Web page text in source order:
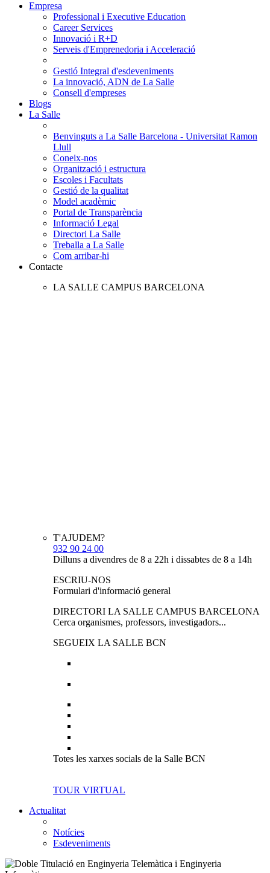
Empresa
Professional i Executive Education
Career Services
Innovació i R+D
Serveis d'Emprenedoria i Acceleració
Gestió Integral d'esdeveniments
La innovació, ADN de La Salle
Consell d'empreses
Blogs
La Salle
Benvinguts a La Salle Barcelona - Universitat Ramon
Llull
Coneix-nos
Organització i estructura
Escoles i Facultats
Gestió de la qualitat
Model acadèmic
Portal de Transparència
Informació Legal
Directori La Salle
Treballa a La Salle
Com arribar-hi
Contacte
LA SALLE CAMPUS BARCELONA
T'AJUDEM?
932 90 24 00
Dilluns a divendres de 8 a 22h i dissabtes de 8 a 14h
ESCRIU-NOS
Formulari d'informació general
DIRECTORI LA SALLE CAMPUS BARCELONA
Cerca organismes, professors, investigadors...
SEGUEIX LA SALLE BCN
Totes les xarxes socials de la Salle BCN
TOUR VIRTUAL
Actualitat
Notícies
Esdeveniments